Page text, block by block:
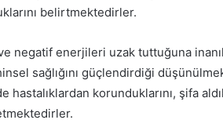
belirtmektedirler.
negatif enerjileri uzak tuttuğuna
sağlığını güçlendirdiği
korunduklarını, şifa